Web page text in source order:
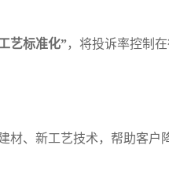
艺标准化”，将投诉率控制
材、新工艺技术，帮助客户